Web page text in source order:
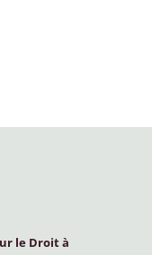
le Droit à